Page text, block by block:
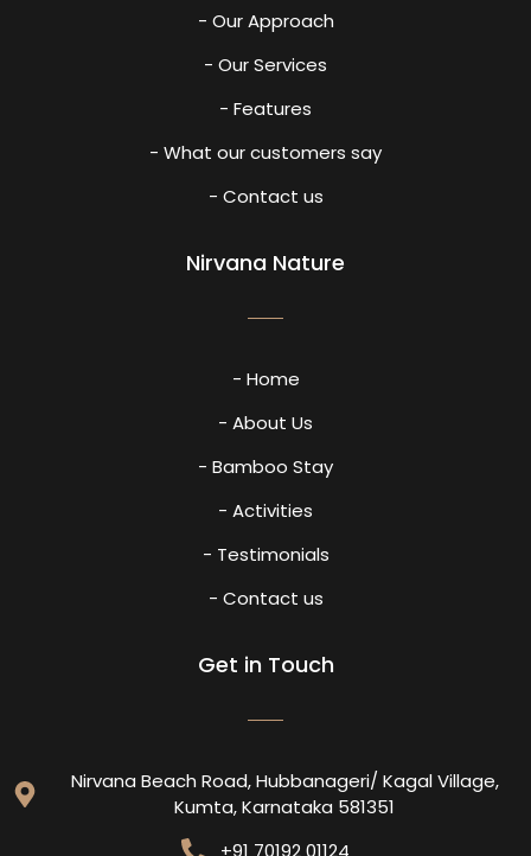
- Our Approach
- Our Services
- Features
- What our customers say
- Contact us
Nirvana Nature
- Home
- About Us
- Bamboo Stay
- Activities
- Testimonials
- Contact us
Get in Touch
Nirvana Beach Road, Hubbanageri/ Kagal Village,
Kumta, Karnataka 581351
+91 70192 01124